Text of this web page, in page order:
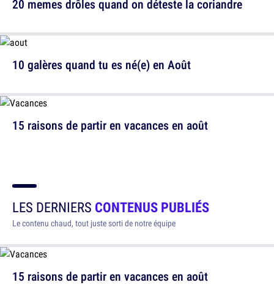
20 memes drôles quand on déteste la coriandre
15 raisons de partir en vacances en août
10 galères quand tu es né(e) en Août
LES DERNIERS CONTENUS PUBLIÉS
Le contenu chaud, tout juste sorti de notre équipe
15 raisons de partir en vacances en août